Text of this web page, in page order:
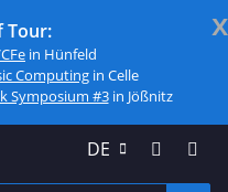
x
Tour:
in Hünfeld
Computingin Celle
Symposium #3in Jößnitz
DE